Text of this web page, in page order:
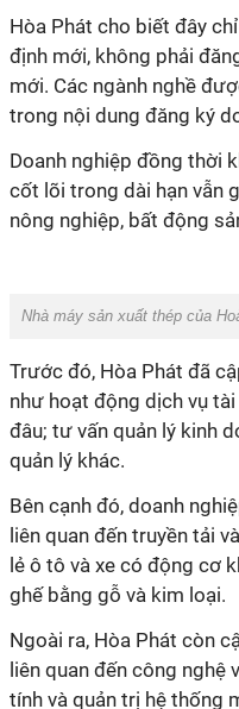
Hòa Phát cho biết đây
định mới, không phải
mới. Các ngành nghề
trong nội dung đăng ký
Doanh nghiệp đồng thời
cốt lõi trong dài hạn vẫn
nông nghiệp, bất động
Nhà máy sản xuất thép của
Trước đó, Hòa Phát đã
như hoạt động dịch vụ
đâu; tư vấn quản lý kinh
quản lý khác.
Bên cạnh đó, doanh
liên quan đến truyền tải
lẻ ô tô và xe có động cơ
ghế bằng gỗ và kim loại.
Ngoài ra, Hòa Phát còn
liên quan đến công nghệ
tính và quản trị hệ thống